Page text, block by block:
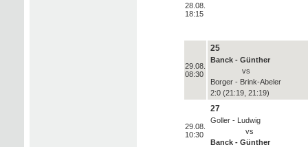
28.08.
18:15
29.08.
08:30
25
Banck - Günther
vs
Borger - Brink-Abeler
2:0 (21:19, 21:19)
29.08.
10:30
27
Goller - Ludwig
vs
Banck - Günther